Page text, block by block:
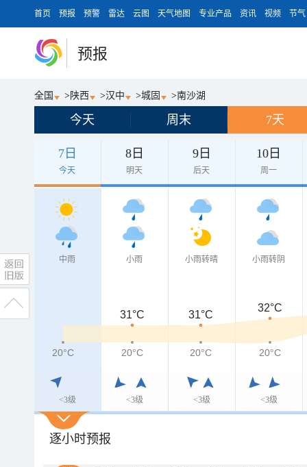
首页 预报 预警 雷达 云图 天气地图 专业产品 资讯 视频 节气
预报
全国 > 陕西 >汉中 >城固 >南沙湖
今天 周末 7天
7日
今天
8日
明天
9日
后天
10日
周一
中雨
<3级
小雨
<3级
小雨转晴
<3级
小雨转阴
<3级
31°C 31°C
32°C
20°C 20°C 20°C 20°C
逐小时预报